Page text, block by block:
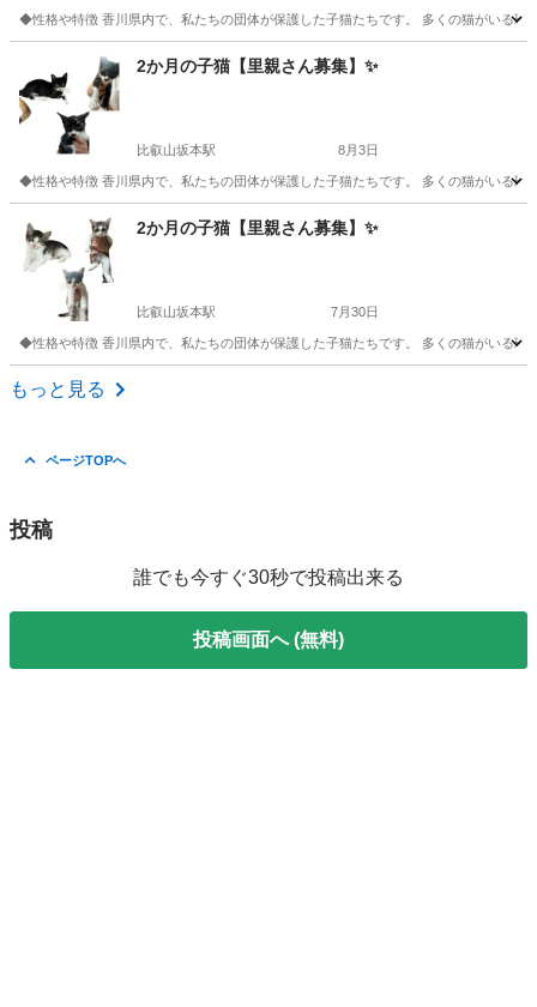
◆性格や特徴 香川県内で、私たちの団体が保護した子猫たちです。 多くの猫がいる
大津市 比叡山坂本駅 猫 健康状態
2か月の子猫【里親さん募集】✨
比叡山坂本駅 8月3日
◆性格や特徴 香川県内で、私たちの団体が保護した子猫たちです。 多くの猫がいる
大津市 比叡山坂本駅 猫 健康状態
2か月の子猫【里親さん募集】✨
比叡山坂本駅 7月30日
◆性格や特徴 香川県内で、私たちの団体が保護した子猫たちです。 多くの猫がいる
滋賀 大津市
もっと見る
ページTOPへ
投稿
誰でも今すぐ30秒で投稿出来る
投稿画面へ (無料)